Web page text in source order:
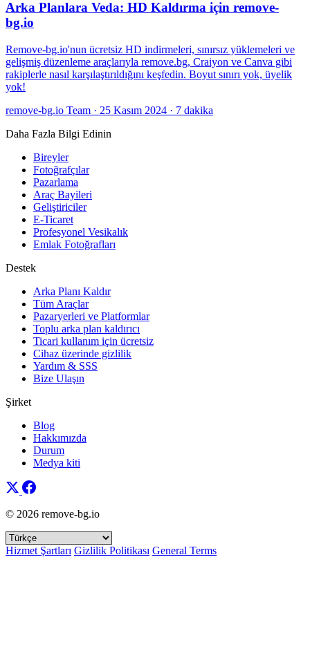
Arka Planlara Veda: HD Kaldırma için remove-
bg.io
Remove-bg.io'nun ücretsiz HD indirmeleri, sınırsız yüklemeleri ve
gelişmiş düzenleme araçlarıyla remove.bg, Craiyon ve Canva gibi
rakiplerle nasıl karşılaştırıldığını keşfedin. Boyut sınırı yok, üyelik
yok!
remove-bg.io Team · 25 Kasım 2024 · 7 dakika
Daha Fazla Bilgi Edinin
Bireyler
Fotoğrafçılar
Pazarlama
Araç Bayileri
Geliştiriciler
E-Ticaret
Profesyonel Vesikalık
Emlak Fotoğrafları
Destek
Arka Planı Kaldır
Tüm Araçlar
Pazaryerleri ve Platformlar
Toplu arka plan kaldırıcı
Ticari kullanım için ücretsiz
Cihaz üzerinde gizlilik
Yardım & SSS
Bize Ulaşın
Şirket
Blog
Hakkımızda
Durum
Medya kiti
© 2026 remove-bg.io
Hizmet Şartları Gizlilik Politikası General Terms